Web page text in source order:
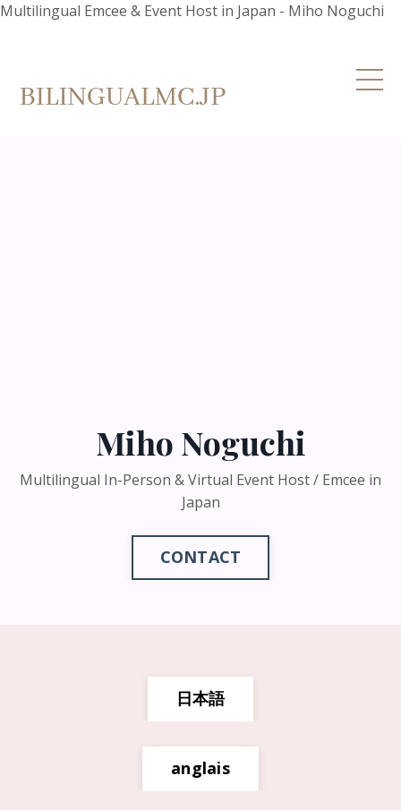
Multilingual Emcee & Event Host in Japan - Miho Noguchi
Miho Noguchi
Multilingual In-Person & Virtual Event Host / Emcee in
Japan
CONTACT
日本語
anglais